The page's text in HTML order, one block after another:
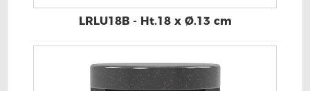
LRLU18B - Ht.18 x Ø.13 cm